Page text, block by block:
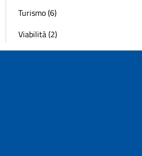
Turismo (6)
Viabilità (2)